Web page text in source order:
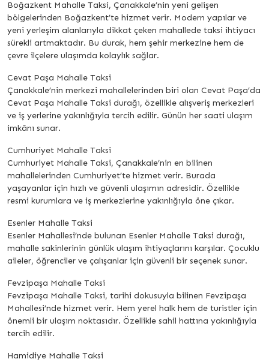
Boğazkent Mahalle Taksi, Çanakkale’nin yeni gelişen
bölgelerinden Boğazkent’te hizmet verir. Modern yapılar ve
yeni yerleşim alanlarıyla dikkat çeken mahallede taksi ihtiyacı
sürekli artmaktadır. Bu durak, hem şehir merkezine hem de
çevre ilçelere ulaşımda kolaylık sağlar.
Cevat Paşa Mahalle Taksi
Çanakkale’nin merkezi mahallelerinden biri olan Cevat Paşa’da
Cevat Paşa Mahalle Taksi durağı, özellikle alışveriş merkezleri
ve iş yerlerine yakınlığıyla tercih edilir. Günün her saati ulaşım
imkânı sunar.
Cumhuriyet Mahalle Taksi
Cumhuriyet Mahalle Taksi, Çanakkale’nin en bilinen
mahallelerinden Cumhuriyet’te hizmet verir. Burada
yaşayanlar için hızlı ve güvenli ulaşımın adresidir. Özellikle
resmi kurumlara ve iş merkezlerine yakınlığıyla öne çıkar.
Esenler Mahalle Taksi
Esenler Mahallesi’nde bulunan Esenler Mahalle Taksi durağı,
mahalle sakinlerinin günlük ulaşım ihtiyaçlarını karşılar. Çocuklu
aileler, öğrenciler ve çalışanlar için güvenli bir seçenek sunar.
Fevzipaşa Mahalle Taksi
Fevzipaşa Mahalle Taksi, tarihi dokusuyla bilinen Fevzipaşa
Mahallesi’nde hizmet verir. Hem yerel halk hem de turistler için
önemli bir ulaşım noktasıdır. Özellikle sahil hattına yakınlığıyla
tercih edilir.
Hamidiye Mahalle Taksi